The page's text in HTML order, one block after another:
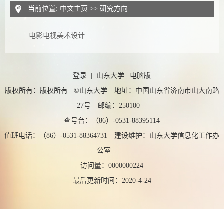
当前位置: 中文主页 >> 研究方向
电影电视美术设计
登录 山东大学
电脑版
版权所有：版权所有 ©山东大学 地址：中国山东省济南市山大南路
27号 邮编：250100
查号台：（86）-0531-88395114
值班电话：（86）-0531-88364731 建设维护：山东大学信息化工作办
公室
访问量： 0000000224
最后更新时间： 2020-4-24